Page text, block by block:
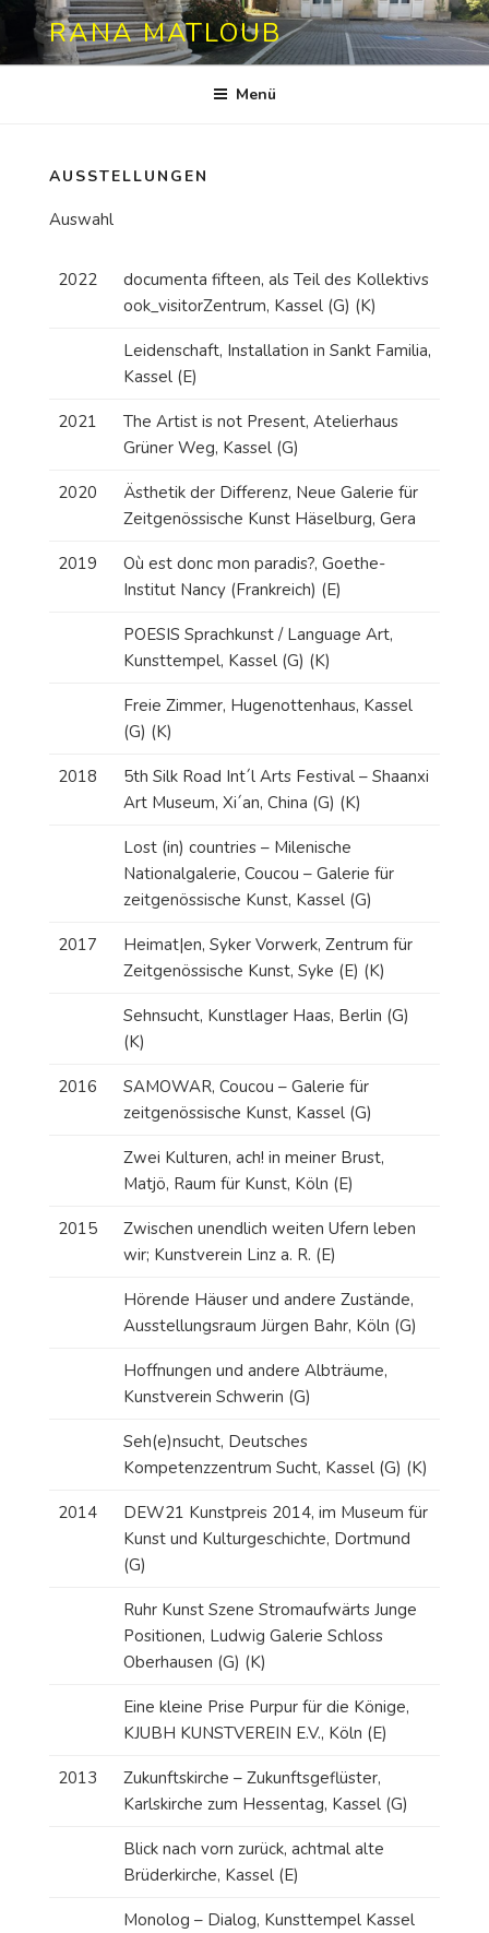
Inhalt
springen
RANA MATLOUB
Menü
AUSSTELLUNGEN
Auswahl
2022
documenta fifteen, als Teil des Kollektivs
ook_visitorZentrum, Kassel (G) (K)
Leidenschaft, Installation in Sankt Familia,
Kassel (E)
2021
The Artist is not Present, Atelierhaus
Grüner Weg, Kassel (G)
2020
Ästhetik der Differenz, Neue Galerie für
Zeitgenössische Kunst Häselburg, Gera
2019
Où est donc mon paradis?, Goethe-
Institut Nancy (Frankreich) (E)
POESIS Sprachkunst / Language Art,
Kunsttempel, Kassel (G) (K)
Freie Zimmer, Hugenottenhaus, Kassel
(G) (K)
2018
5th Silk Road Int´l Arts Festival – Shaanxi
Art Museum, Xi´an, China (G) (K)
Lost (in) countries – Milenische
Nationalgalerie, Coucou – Galerie für
zeitgenössische Kunst, Kassel (G)
2017
Heimat|en, Syker Vorwerk, Zentrum für
Zeitgenössische Kunst, Syke (E) (K)
Sehnsucht, Kunstlager Haas, Berlin (G)
(K)
2016
SAMOWAR, Coucou – Galerie für
zeitgenössische Kunst, Kassel (G)
Zwei Kulturen, ach! in meiner Brust,
Matjö, Raum für Kunst, Köln (E)
2015
Zwischen unendlich weiten Ufern leben
wir; Kunstverein Linz a. R. (E)
Hörende Häuser und andere Zustände,
Ausstellungsraum Jürgen Bahr, Köln (G)
Hoffnungen und andere Albträume,
Kunstverein Schwerin (G)
Seh(e)nsucht, Deutsches
Kompetenzzentrum Sucht, Kassel (G) (K)
2014
DEW21 Kunstpreis 2014, im Museum für
Kunst und Kulturgeschichte, Dortmund
(G)
Ruhr Kunst Szene Stromaufwärts Junge
Positionen, Ludwig Galerie Schloss
Oberhausen (G) (K)
Eine kleine Prise Purpur für die Könige,
KJUBH KUNSTVEREIN E.V., Köln (E)
2013
Zukunftskirche – Zukunftsgeflüster,
Karlskirche zum Hessentag, Kassel (G)
Blick nach vorn zurück, achtmal alte
Brüderkirche, Kassel (E)
Monolog – Dialog, Kunsttempel Kassel